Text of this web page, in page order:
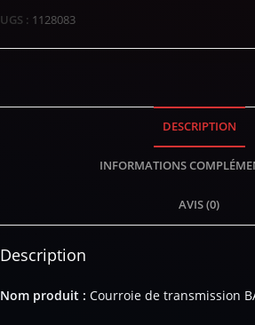
UGS : 1128083
DESCRIPTION
INFORMATIONS
AVIS (0)
Description
Nom produit : Courroie de transmission